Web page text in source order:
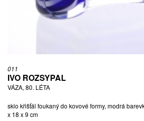
011
IVO ROZSYPAL
VÁZA, 80. LÉTA
sklo křišťál foukaný do kovové formy, modrá
x 18 x 9 cm